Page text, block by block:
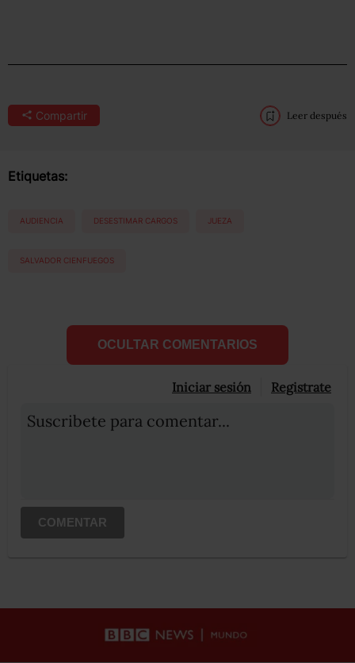
Compartir Leer después
Etiquetas:
AUDIENCIA DESESTIMAR CARGOS JUEZA
SALVADOR CIENFUEGOS
OCULTAR COMENTARIOS
Iniciar sesión Registrate
Suscribete para comentar...
COMENTAR